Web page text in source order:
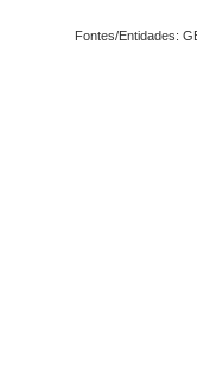
Fontes/Entidades: